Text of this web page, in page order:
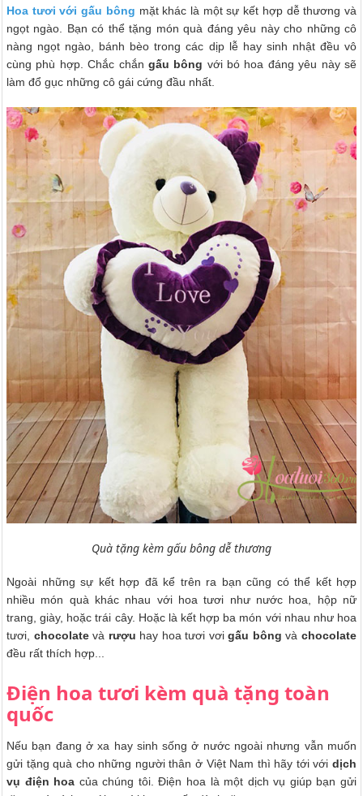
Hoa tươi với gấu bông mặt khác là một sự kết hợp dễ thương và
ngọt ngào. Bạn có thể tặng món quà đáng yêu này cho những cô
nàng ngọt ngào, bánh bèo trong các dịp lễ hay sinh nhật đều vô
cùng phù hợp. Chắc chắn gấu bông với bó hoa đáng yêu này sẽ
làm đổ gục những cô gái cứng đầu nhất.
Quà tặng kèm gấu bông dễ thương
Ngoài những sự kết hợp đã kể trên ra bạn cũng có thể kết hợp
nhiều món quà khác nhau với hoa tươi như nước hoa, hộp nữ
trang, giày, hoặc trái cây. Hoặc là kết hợp ba món với nhau như hoa
tươi, chocolatevà rượu hay hoa tươi vơigấu bông vàchocolate
đều rất thích hợp...
Điện hoa tươi kèm quà tặng toàn
quốc
Nếu bạn đang ở xa hay sinh sống ở nước ngoài nhưng vẫn muốn
gửi tặng quà cho những người thân ở Việt Nam thì hãy tới với dịch
vụ điện hoa của chúng tôi. Điện hoa là một dịch vụ giúp bạn gửi